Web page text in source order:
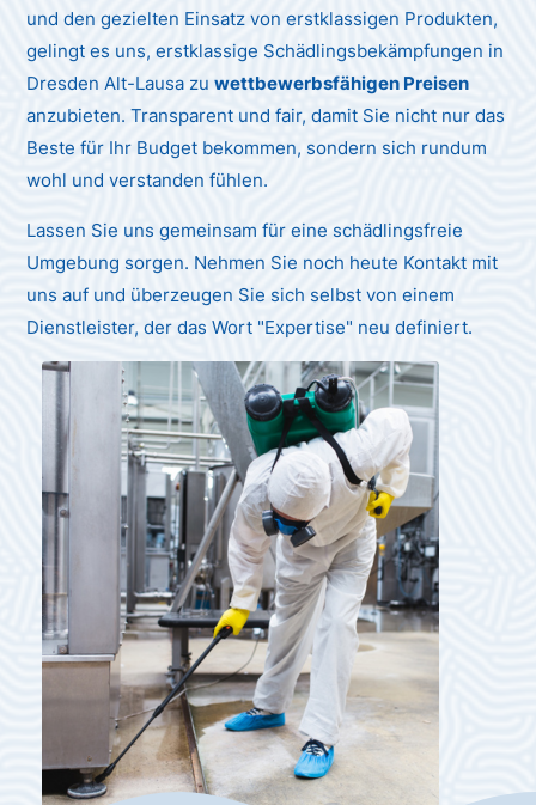
und den gezielten Einsatz von erstklassigen Produkten,
gelingt es uns, erstklassige Schädlingsbekämpfungen in
Dresden Alt-Lausa zuwettbewerbsfähigen Preisen
anzubieten. Transparent und fair, damit Sie nicht nur das
Beste für Ihr Budget bekommen, sondern sich rundum
wohl und verstanden fühlen.
Lassen Sie uns gemeinsam für eine schädlingsfreie
Umgebung sorgen. Nehmen Sie noch heute Kontakt mit
uns auf und überzeugen Sie sich selbst von einem
Dienstleister, der das Wort "Expertise" neu definiert.